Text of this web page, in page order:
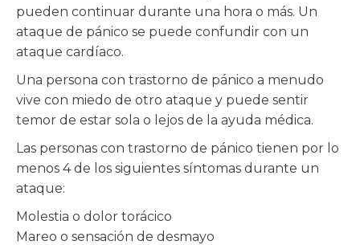
pueden continuar durante una hora o más. Un
ataque de pánico se puede confundir con un
ataque cardíaco.
Una persona con trastorno de pánico a menudo
vive con miedo de otro ataque y puede sentir
temor de estar sola o lejos de la ayuda médica.
Las personas con trastorno de pánico tienen por lo
menos 4 de los siguientes síntomas durante un
ataque:
Molestia o dolor torácico
Mareo o sensación de desmayo